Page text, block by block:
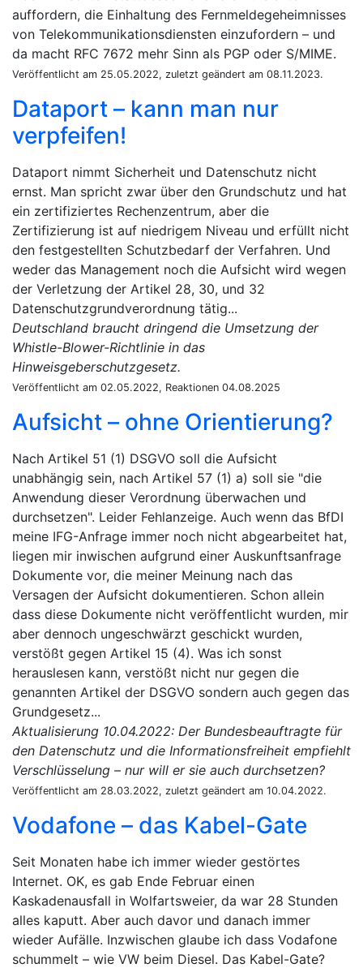
auffordern, die Einhaltung des Fernmeldegeheimnisses
von Telekommunikationsdiensten einzufordern – und
da macht RFC 7672 mehr Sinn als PGP oder S/MIME.
Veröffentlicht am 25.05.2022, zuletzt geändert am 08.11.2023.
Dataport – kann man nur
verpfeifen!
Dataport nimmt Sicherheit und Datenschutz nicht
ernst. Man spricht zwar über den Grundschutz und hat
ein zertifiziertes Rechenzentrum, aber die
Zertifizierung ist auf niedrigem Niveau und erfüllt nicht
den festgestellten Schutzbedarf der Verfahren. Und
weder das Management noch die Aufsicht wird wegen
der Verletzung der Artikel 28, 30, und 32
Datenschutzgrundverordnung tätig...
Deutschland braucht dringend die Umsetzung der
Whistle-Blower-Richtlinie in das
Hinweisgeberschutzgesetz.
Veröffentlicht am 02.05.2022, Reaktionen 04.08.2025
Aufsicht – ohne Orientierung?
Nach Artikel 51 (1) DSGVO soll die Aufsicht
unabhängig sein, nach Artikel 57 (1) a) soll sie "die
Anwendung dieser Verordnung überwachen und
durchsetzen". Leider Fehlanzeige. Auch wenn das BfDI
meine IFG-Anfrage immer noch nicht abgearbeitet hat,
liegen mir inwischen aufgrund einer Auskunftsanfrage
Dokumente vor, die meiner Meinung nach das
Versagen der Aufsicht dokumentieren. Schon allein
dass diese Dokumente nicht veröffentlicht wurden, mir
aber dennoch ungeschwärzt geschickt wurden,
verstößt gegen Artikel 15 (4). Was ich sonst
herauslesen kann, verstößt nicht nur gegen die
genannten Artikel der DSGVO sondern auch gegen das
Grundgesetz...
Aktualisierung 10.04.2022: Der Bundesbeauftragte für
den Datenschutz und die Informationsfreiheit empfiehlt
Verschlüsselung – nur will er sie auch durchsetzen?
Veröffentlicht am 28.03.2022, zuletzt geändert am 10.04.2022.
Vodafone – das Kabel-Gate
Seit Monaten habe ich immer wieder gestörtes
Internet. OK, es gab Ende Februar einen
Kaskadenausfall in Wolfartsweier, da war 28 Stunden
alles kaputt. Aber auch davor und danach immer
wieder Aufälle. Inzwischen glaube ich dass Vodafone
schummelt – wie VW beim Diesel. Das Kabel-Gate?